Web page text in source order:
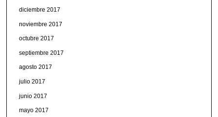
diciembre 2017
noviembre 2017
octubre 2017
septiembre 2017
agosto 2017
julio 2017
junio 2017
mayo 2017